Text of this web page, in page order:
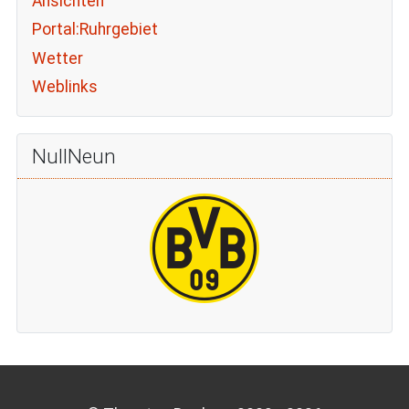
Portal:Ruhrgebiet
Wetter
Weblinks
NullNeun